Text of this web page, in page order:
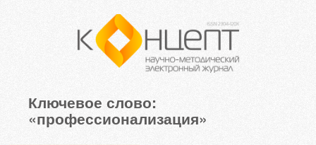
Ключевое слово:
«профессионализация»